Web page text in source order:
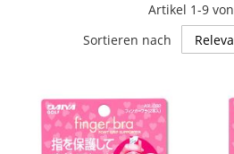
Artikel 1-9 von
Sortieren nach